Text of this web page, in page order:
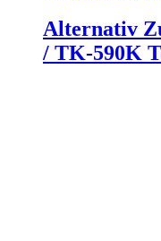
Alternativ
/ TK-590K